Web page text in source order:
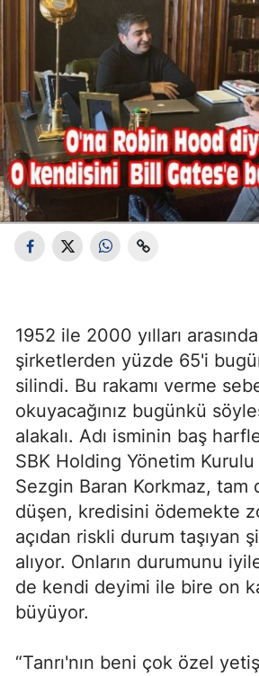
1952 ile 2000 yılları
şirketlerden yüzde 65'i
silindi. Bu rakamı verme
okuyacağınız bugünkü
alakalı. Adı isminin baş
SBK Holding Yönetim Kurulu
Sezgin Baran Korkmaz, tam
düşen, kredisini ödemekte
açıdan riskli durum taşıyan
alıyor. Onların durumunu
de kendi deyimi ile bire on
büyüyor.
“Tanrı'nın beni çok özel